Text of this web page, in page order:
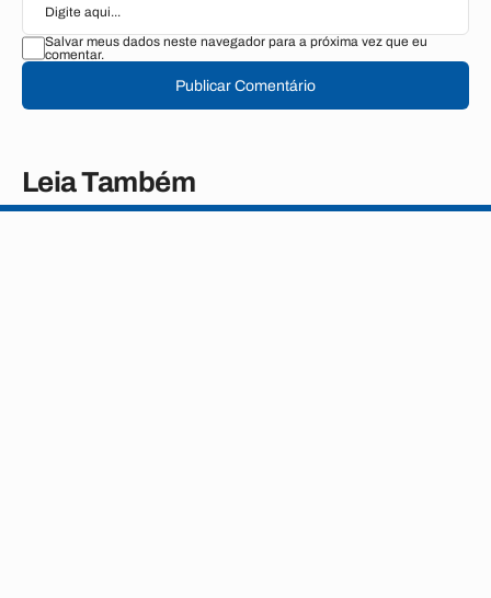
Salvar meus dados neste navegador para a próxima vez que eu
comentar.
Publicar Comentário
Leia Também